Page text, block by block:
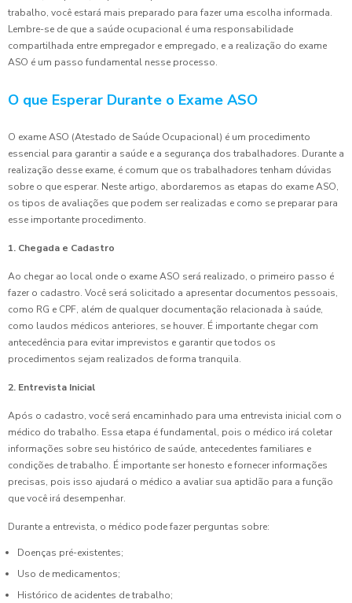
trabalho, você estará mais preparado para fazer uma escolha informada.
Lembre-se de que a saúde ocupacional é uma responsabilidade
compartilhada entre empregador e empregado, e a realização do exame
ASO é um passo fundamental nesse processo.
O que Esperar Durante o Exame ASO
O exame ASO (Atestado de Saúde Ocupacional) é um procedimento
essencial para garantir a saúde e a segurança dos trabalhadores. Durante a
realização desse exame, é comum que os trabalhadores tenham dúvidas
sobre o que esperar. Neste artigo, abordaremos as etapas do exame ASO,
os tipos de avaliações que podem ser realizadas e como se preparar para
esse importante procedimento.
1. Chegada e Cadastro
Ao chegar ao local onde o exame ASO será realizado, o primeiro passo é
fazer o cadastro. Você será solicitado a apresentar documentos pessoais,
como RG e CPF, além de qualquer documentação relacionada à saúde,
como laudos médicos anteriores, se houver. É importante chegar com
antecedência para evitar imprevistos e garantir que todos os
procedimentos sejam realizados de forma tranquila.
2. Entrevista Inicial
Após o cadastro, você será encaminhado para uma entrevista inicial com o
médico do trabalho. Essa etapa é fundamental, pois o médico irá coletar
informações sobre seu histórico de saúde, antecedentes familiares e
condições de trabalho. É importante ser honesto e fornecer informações
precisas, pois isso ajudará o médico a avaliar sua aptidão para a função
que você irá desempenhar.
Durante a entrevista, o médico pode fazer perguntas sobre:
Doenças pré-existentes;
Uso de medicamentos;
Histórico de acidentes de trabalho;